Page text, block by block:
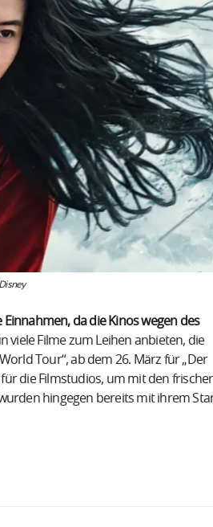
da die Kinos wegen des
viele Filme zum Leihen anbieten, die
Tour“, ab dem 26. März für „Der
die Filmstudios, um mit den
hingegen bereits mit ihrem